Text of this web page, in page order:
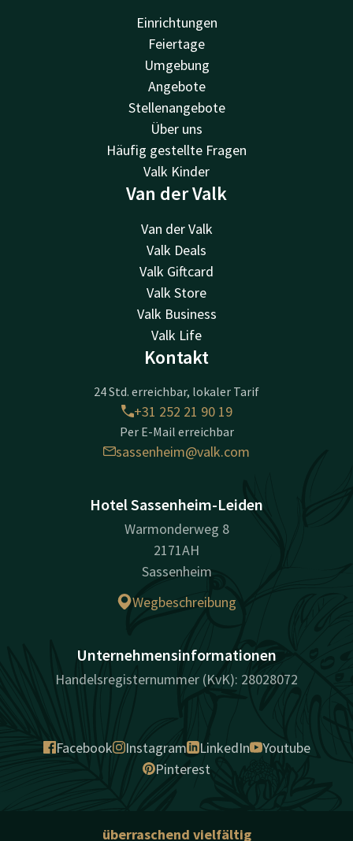
Einrichtungen
Feiertage
Umgebung
Angebote
Stellenangebote
Über uns
Häufig gestellte Fragen
Valk Kinder
Van der Valk
Van der Valk
Valk Deals
Valk Giftcard
Valk Store
Valk Business
Valk Life
Kontakt
24 Std. erreichbar, lokaler Tarif
+31 252 21 90 19
Per E-Mail erreichbar
sassenheim@valk.com
Hotel Sassenheim-Leiden
Warmonderweg 8
2171AH
Sassenheim
Wegbeschreibung
Unternehmensinformationen
Handelsregisternummer (KvK): 28028072
Facebook Instagram LinkedIn
Youtube
Pinterest
überraschend vielfältig